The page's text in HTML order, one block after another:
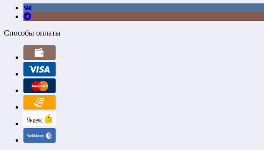
Способы оплаты